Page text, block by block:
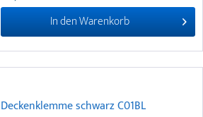
In denWarenkorb
Deckenklemme schwarz C01BL